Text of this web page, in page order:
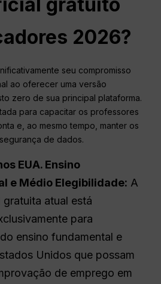
gratuito
2026?
seu compromisso
ao oferecer uma versão
zero de sua principal plataforma.
para capacitar os professores
e, ao mesmo tempo, manter os
de dados.
EUA. Ensino
e Médio Elegibilidade: A
atual está
para
ensino fundamental e
Unidos que possam
de emprego em